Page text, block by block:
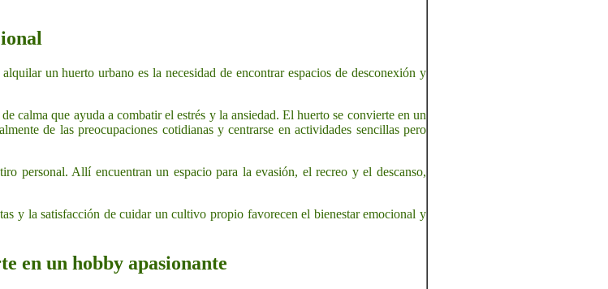
un huerto urbano es la necesidad de encontrar espacios de desconexión y
calma que ayuda a combatir el estrés y la ansiedad. El huerto se convierte en un
de las preocupaciones cotidianas y centrarse en actividades sencillas pero
personal. Allí encuentran un espacio para la evasión, el recreo y el descanso,
y la satisfacción de cuidar un cultivo propio favorecen el bienestar emocional y
en un hobby apasionante